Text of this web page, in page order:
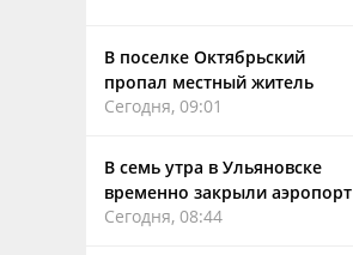
В поселке Октябрьский
пропал местный житель
Сегодня, 09:01
В семь утра в Ульяновске
временно закрыли аэропорт
Сегодня, 08:44